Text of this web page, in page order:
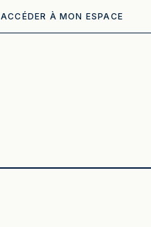
ACCÉDER À MON ESPACE